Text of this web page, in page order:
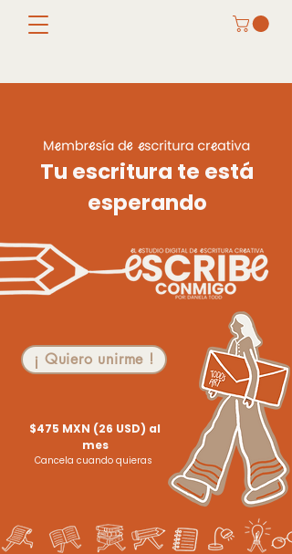
Tu escritura te está
esperando
¡ Quiero unirme !
$475 MXN (26 USD) al
mes
Cancela cuando quieras